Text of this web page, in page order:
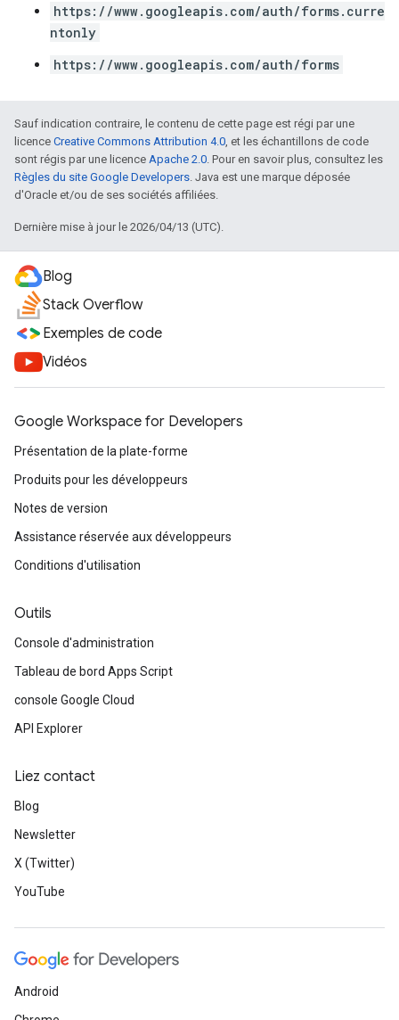
https://www.googleapis.com/auth/forms.curre
ntonly
https://www.googleapis.com/auth/forms
Sauf indication contraire, le contenu de cette page est régi par une
licence Creative Commons Attribution 4.0, et les échantillons de code
sont régis par une licence Apache 2.0. Pour en savoir plus, consultez les
Règles du site Google Developers. Java est une marque déposée
d'Oracle et/ou de ses sociétés affiliées.
Dernière mise à jour le 2026/04/13 (UTC).
Blog
Stack Overflow
Exemples de code
Vidéos
Google Workspace for Developers
Présentation de la plate-forme
Produits pour les développeurs
Notes de version
Assistance réservée aux développeurs
Conditions d'utilisation
Outils
Console d'administration
Tableau de bord Apps Script
console Google Cloud
API Explorer
Liez contact
Blog
Newsletter
X (Twitter)
YouTube
Android